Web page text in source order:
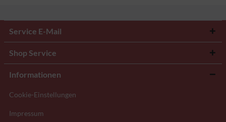
Service E-Mail
Shop Service
Informationen
Cookie-Einstellungen
Impressum